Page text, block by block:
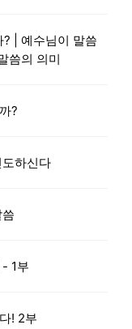
| 예수님이 말씀
씀의 의미
?
하신다
1부
! 2부